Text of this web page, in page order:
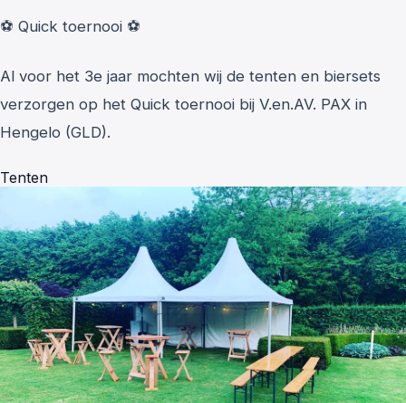
⚽️ Quick toernooi ⚽️
Al voor het 3e jaar mochten wij de tenten en biersets
verzorgen op het Quick toernooi bij V.en.AV. PAX in
Hengelo (GLD).
Tenten